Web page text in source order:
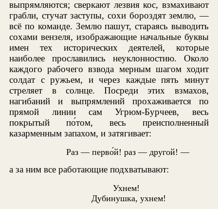
выпрямляются; сверкают лезвия кос, взмахивают
грабли, стучат заступы, сохи бороздят землю, —
всё по команде. Землю пашут, стараясь выводить
сохами вензеля, изображающие начальные буквы
имен тех исторических деятелей, которые
наиболее прославились неуклонностию. Около
каждого рабочего взвода мерным шагом ходит
солдат с ружьем, и через каждые пять минут
стреляет в солнце. Посреди этих взмахов,
нагибаний и выпрямлений прохаживается по
прямой линии сам Угрюм-Бурчеев, весь
покрытый по́том, весь преисполненный
казарменным запахом, и затягивает:
Раз — перво́й! раз — другой! —
а за ним все работающие подхватывают:
Ухнем!
Дубинушка, ухнем!